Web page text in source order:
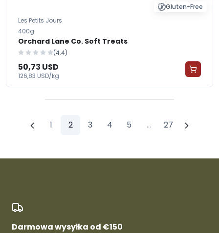
Gluten-Free
Les Petits Jours
400g
Orchard Lane Co. Soft Treats
(4.4)
50,73 USD
126,83 USD/kg
1 2 3 4 5 ... 27
Darmowa wysyłka od €150